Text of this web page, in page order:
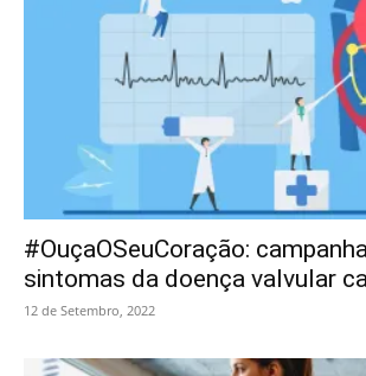
#OuçaOSeuCoração:
sintomas da doença valvular
12 de Setembro, 2022